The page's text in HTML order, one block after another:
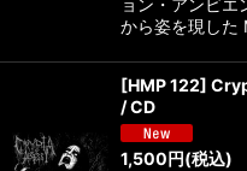
から姿を現した
[HMP 122]
/ CD
1,500円(税込)